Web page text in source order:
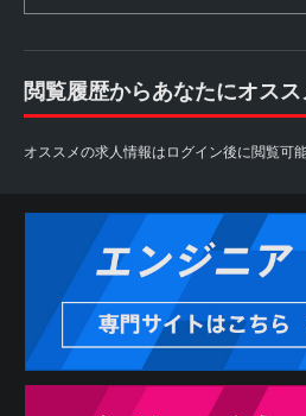
閲覧履歴からあなたにオス
オススメの求人情報はログイン後に閲覧可